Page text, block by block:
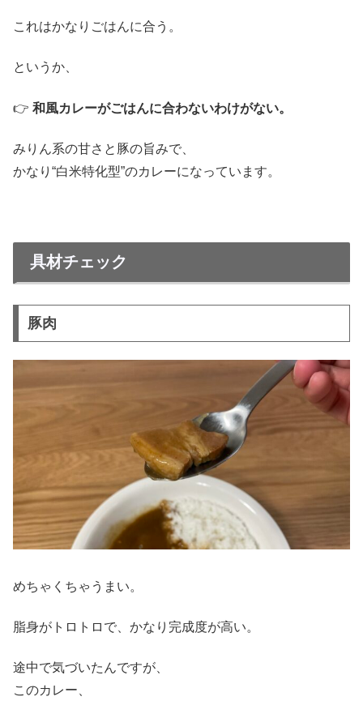
これはかなりごはんに合う。
というか、
👉 和風カレーがごはんに合わないわけがない。
みりん系の甘さと豚の旨みで、
かなり“白米特化型”のカレーになっています。
具材チェック
豚肉
めちゃくちゃうまい。
脂身がトロトロで、かなり完成度が高い。
途中で気づいたんですが、
このカレー、